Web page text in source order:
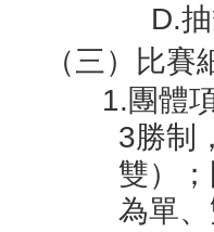
D.
（三）比賽
1.團體
3勝制
雙）
為單